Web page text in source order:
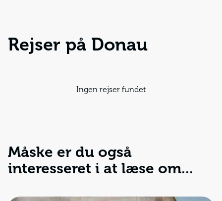
Rejser på Donau
Ingen rejser fundet
Måske er du også
interesseret i at læse om...